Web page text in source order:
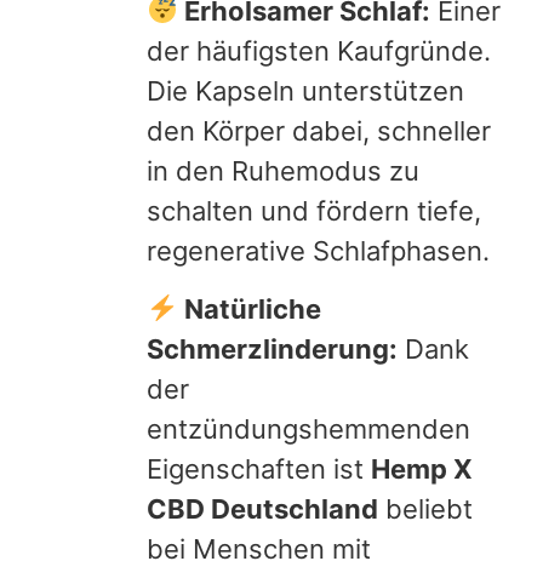
Erholsamer Schlaf: Einer
der häufigsten Kaufgründe.
Die Kapseln unterstützen
den Körper dabei, schneller
in den Ruhemodus zu
schalten und fördern tiefe,
regenerative Schlafphasen.
Natürliche
Schmerzlinderung: Dank
der
entzündungshemmenden
Eigenschaften ist Hemp X
CBD Deutschland beliebt
bei Menschen mit